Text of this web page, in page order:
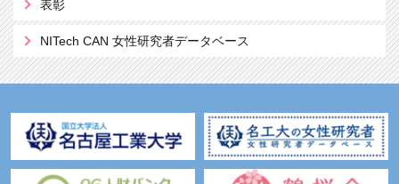
表彰
NITech CAN 女性研究者データベース